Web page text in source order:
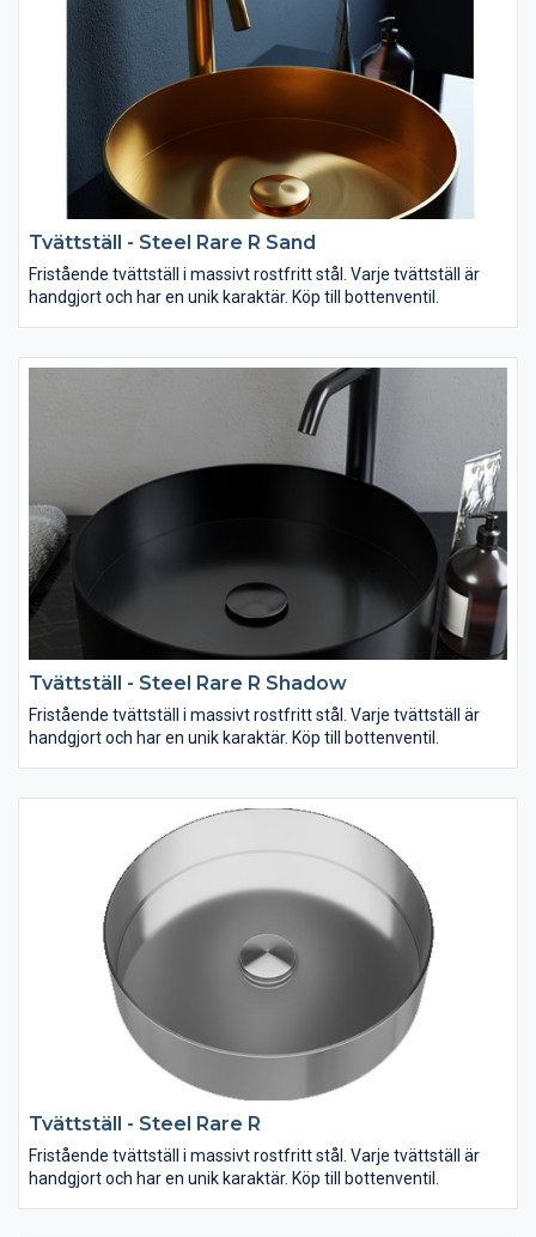
Tvättställ - Steel Rare R Sand
Fristående tvättställ i massivt rostfritt stål. Varje tvättställ är
handgjort och har en unik karaktär. Köp till bottenventil.
Tvättställ - Steel Rare R Shadow
Fristående tvättställ i massivt rostfritt stål. Varje tvättställ är
handgjort och har en unik karaktär. Köp till bottenventil.
Tvättställ - Steel Rare R
Fristående tvättställ i massivt rostfritt stål. Varje tvättställ är
handgjort och har en unik karaktär. Köp till bottenventil.